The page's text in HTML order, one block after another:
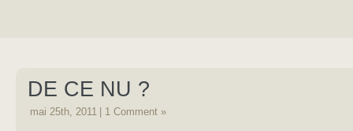
DE CE NU ?
mai 25th, 2011 1 Comment »